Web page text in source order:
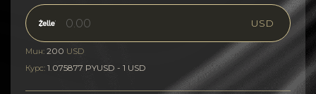
USD
Мин: 200 USD
Курс: 1.075877 PYUSD - 1 USD